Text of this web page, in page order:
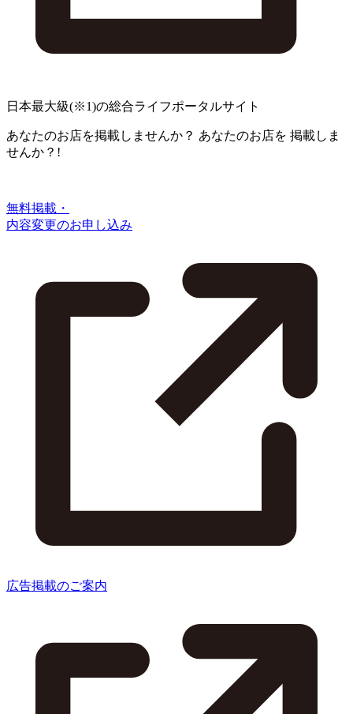
日本最大級(※1)の総合ライフポータルサイト
あなたのお店を掲載しませんか？ あなたのお店を 掲載しま
せんか？!
無料掲載・
内容変更のお申し込み
広告掲載のご案内